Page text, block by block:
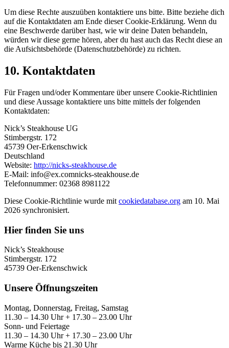
Um diese Rechte auszuüben kontaktiere uns bitte. Bitte beziehe dich
auf die Kontaktdaten am Ende dieser Cookie-Erklärung. Wenn du
eine Beschwerde darüber hast, wie wir deine Daten behandeln,
würden wir diese gerne hören, aber du hast auch das Recht diese an
die Aufsichtsbehörde (Datenschutzbehörde) zu richten.
10. Kontaktdaten
Für Fragen und/oder Kommentare über unsere Cookie-Richtlinien
und diese Aussage kontaktiere uns bitte mittels der folgenden
Kontaktdaten:
Nick’s Steakhouse UG
Stimbergstr. 172
45739 Oer-Erkenschwick
Deutschland
Website: http://nicks-steakhouse.de
E-Mail: info@ex.comnicks-steakhouse.de
Telefonnummer: 02368 8981122
Diese Cookie-Richtlinie wurde mit cookiedatabase.org am 10. Mai
2026 synchronisiert.
Hier finden Sie uns
Nick’s Steakhouse
Stimbergstr. 172
45739 Oer-Erkenschwick
Unsere Öffnungszeiten
Montag, Donnerstag, Freitag, Samstag
11.30 – 14.30 Uhr + 17.30 – 23.00 Uhr
Sonn- und Feiertage
11.30 – 14.30 Uhr + 17.30 – 23.00 Uhr
Warme Küche bis 21.30 Uhr